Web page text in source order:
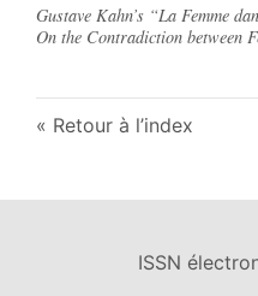
Gustave Kahn’s “La Femme
On the Contradiction between
Retour à l’index
ISSN